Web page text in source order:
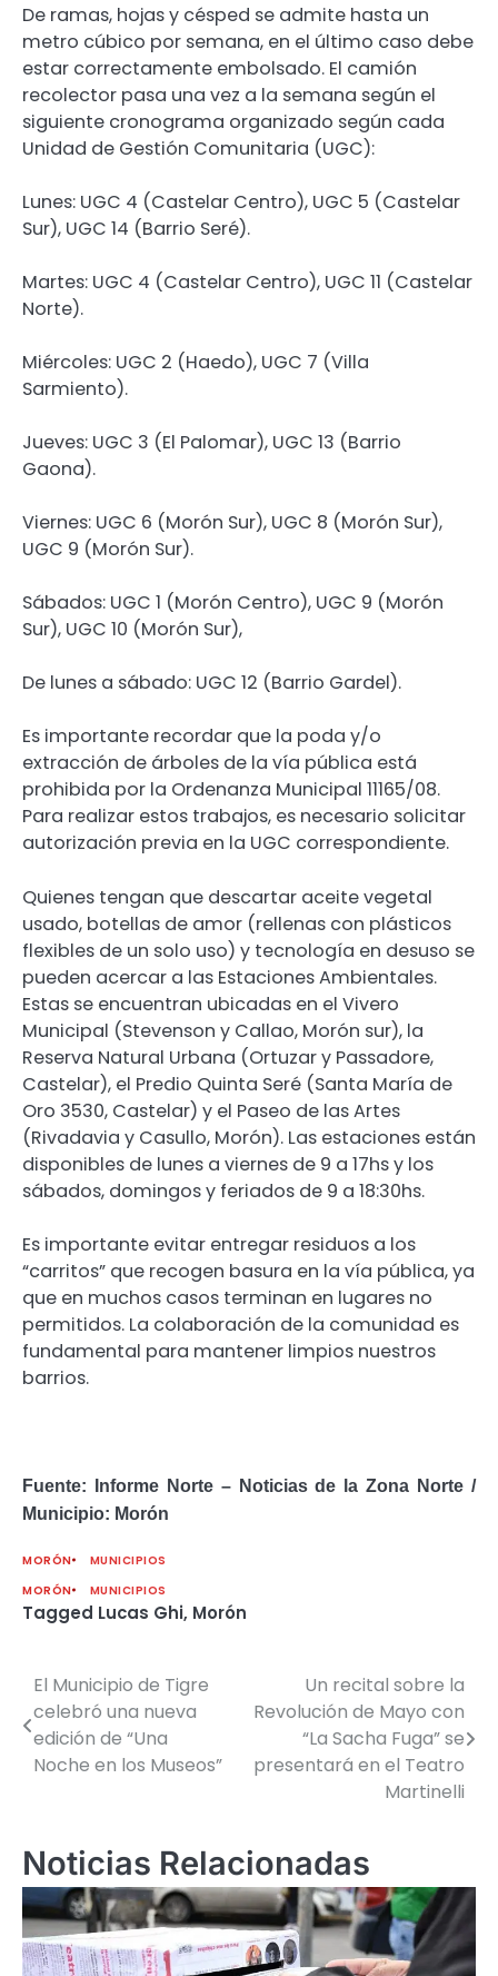
De ramas, hojas y césped se admite hasta un
metro cúbico por semana, en el último caso debe
estar correctamente embolsado. El camión
recolector pasa una vez a la semana según el
siguiente cronograma organizado según cada
Unidad de Gestión Comunitaria (UGC):
Lunes: UGC 4 (Castelar Centro), UGC 5 (Castelar
Sur), UGC 14 (Barrio Seré).
Martes: UGC 4 (Castelar Centro), UGC 11 (Castelar
Norte).
Miércoles: UGC 2 (Haedo), UGC 7 (Villa
Sarmiento).
Jueves: UGC 3 (El Palomar), UGC 13 (Barrio
Gaona).
Viernes: UGC 6 (Morón Sur), UGC 8 (Morón Sur),
UGC 9 (Morón Sur).
Sábados: UGC 1 (Morón Centro), UGC 9 (Morón
Sur), UGC 10 (Morón Sur),
De lunes a sábado: UGC 12 (Barrio Gardel).
Es importante recordar que la poda y/o
extracción de árboles de la vía pública está
prohibida por la Ordenanza Municipal 11165/08.
Para realizar estos trabajos, es necesario solicitar
autorización previa en la UGC correspondiente.
Quienes tengan que descartar aceite vegetal
usado, botellas de amor (rellenas con plásticos
flexibles de un solo uso) y tecnología en desuso se
pueden acercar a las Estaciones Ambientales.
Estas se encuentran ubicadas en el Vivero
Municipal (Stevenson y Callao, Morón sur), la
Reserva Natural Urbana (Ortuzar y Passadore,
Castelar), el Predio Quinta Seré (Santa María de
Oro 3530, Castelar) y el Paseo de las Artes
(Rivadavia y Casullo, Morón). Las estaciones están
disponibles de lunes a viernes de 9 a 17hs y los
sábados, domingos y feriados de 9 a 18:30hs.
Es importante evitar entregar residuos a los
“carritos” que recogen basura en la vía pública, ya
que en muchos casos terminan en lugares no
permitidos. La colaboración de la comunidad es
fundamental para mantener limpios nuestros
barrios.
Fuente: Informe Norte – Noticias de la Zona Norte /
Municipio: Morón
MORÓN
MUNICIPIOS
MORÓN
MUNICIPIOS
Tagged Lucas Ghi, Morón
Navegación
de
entradas
El Municipio de Tigre
celebró una nueva
edición de “Una
Noche en los Museos”
Un recital sobre la
Revolución de Mayo con
“La Sacha Fuga” se
presentará en el Teatro
Martinelli
Noticias Relacionadas